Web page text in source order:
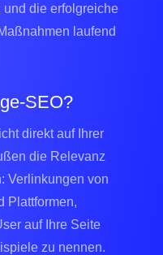
und die erfolgreiche
laufend
SEO?
direkt auf Ihrer
die Relevanz
Verlinkungen von
Plattformen,
auf Ihre Seite
zu nennen.